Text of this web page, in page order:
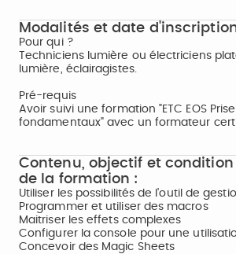
Modalités et date
Pour qui ?
Techniciens lumière ou électriciens
lumière, éclairagistes.
Pré-requis
Avoir suivi une formation "ETC EOS
fondamentaux" avec un formateur
Contenu, objectif et
de la formation :
Utiliser les possibilités de l’outil de
Programmer et utiliser des macros
Maitriser les effets complexes
Configurer la console pour une
Concevoir des Magic Sheets